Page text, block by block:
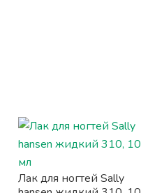
Лак для ногтей Sally